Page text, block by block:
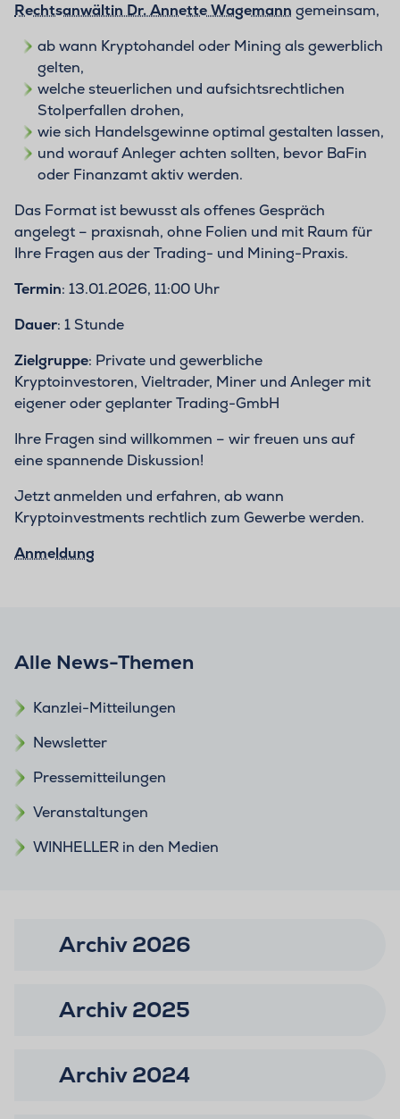
Rechtsanwältin Dr. Annette Wagemann gemeinsam,
ab wann Kryptohandel oder Mining als gewerblich
gelten,
welche steuerlichen und aufsichtsrechtlichen
Stolperfallen drohen,
wie sich Handelsgewinne optimal gestalten lassen,
und worauf Anleger achten sollten, bevor BaFin
oder Finanzamt aktiv werden.
Das Format ist bewusst als offenes Gespräch
angelegt – praxisnah, ohne Folien und mit Raum für
Ihre Fragen aus der Trading- und Mining-Praxis.
Termin: 13.01.2026, 11:00 Uhr
Dauer: 1 Stunde
Zielgruppe: Private und gewerbliche
Kryptoinvestoren, Vieltrader, Miner und Anleger mit
eigener oder geplanter Trading-GmbH
Ihre Fragen sind willkommen – wir freuen uns auf
eine spannende Diskussion!
Jetzt anmelden und erfahren, ab wann
Kryptoinvestments rechtlich zum Gewerbe werden.
Anmeldung
Alle News-Themen
Kanzlei-Mitteilungen
Newsletter
Pressemitteilungen
Veranstaltungen
WINHELLER in den Medien
Archiv 2026
Archiv 2025
Archiv 2024